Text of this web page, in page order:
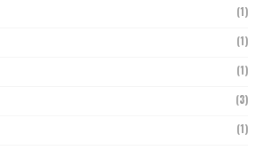
(1)
(1)
(1)
(3)
(1)